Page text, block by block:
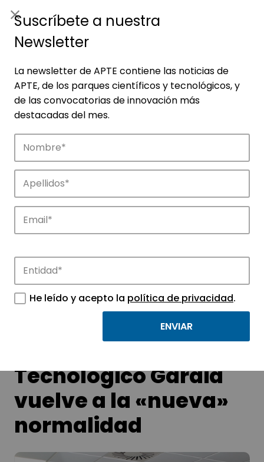
Noticias
APTE y sus parques científicos y
tecnológicos.
El Parque
Tecnológico Garaia
vuelve a la «nueva»
normalidad
Suscríbete a nuestra
Newsletter
La newsletter de APTE contiene las noticias de
APTE, de los parques científicos y tecnológicos, y
de las convocatorias de innovación más
destacadas del mes.
He leído y acepto la política de privacidad.